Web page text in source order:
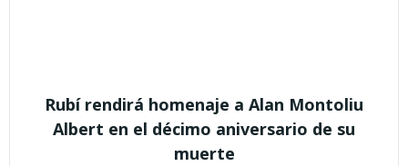
Rubí rendirá homenaje a Alan Montoliu
Albert en el décimo aniversario de su
muerte